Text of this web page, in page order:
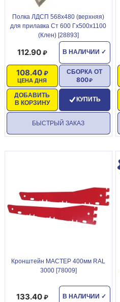
Полка ЛДСП 568х480 (верхняя)
для прилавка Ст 600 Гх500х1100
(Клен) [28893]
В НАЛИЧИИ ✓
112.90
ЦЕНА ДНЯ
108.40
ДОБАВИТЬ
В КОРЗИНУ
СБОРКА ОТ
800
КУПИТЬ
БЫСТРЫЙ ЗАКАЗ
Кронштейн МАСТЕР 400мм RAL
3000 [78009]
В НАЛИЧИИ ✓
133.40